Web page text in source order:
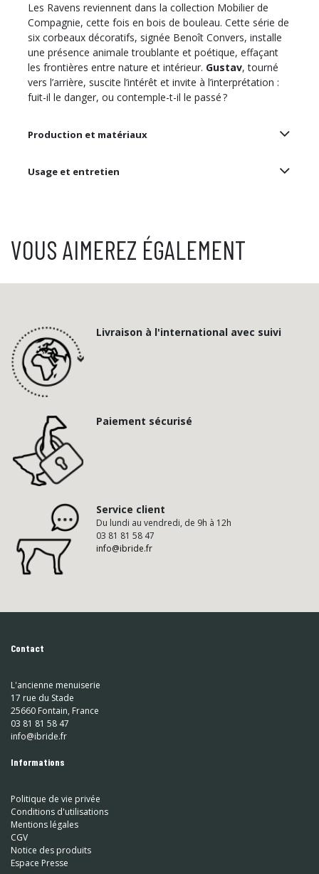
Les Ravens reviennent dans la collection Mobilier de
Compagnie, cette fois en bois de bouleau. Cette série de
six corbeaux décoratifs, signée Benoît Convers, installe
une présence animale troublante et poétique, effaçant
les frontières entre nature et intérieur. Gustav, tourné
vers l’arrière, suscite l’intérêt et invite à l’interprétation :
fuit-il le danger, ou contemple-t-il le passé ?
Production et matériaux
Usage et entretien
VOUS AIMEREZ ÉGALEMENT
Livraison à l'international avec suivi
Paiement sécurisé
Service client
Du lundi au vendredi, de 9h à 12h
03 81 81 58 47
info@ibride.fr
Contact
L'ancienne menuiserie
17 rue du Stade
25660 Fontain, France
03 81 81 58 47
info@ibride.fr
Informations
Politique de vie privée
Conditions d'utilisations
Mentions légales
CGV
Notice des produits
Espace Presse